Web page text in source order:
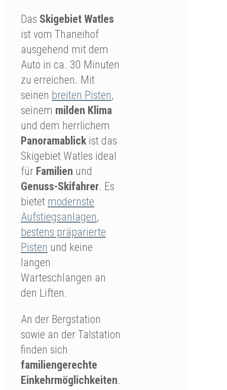
Das Skigebiet Watles
ist vom Thaneihof
ausgehend mit dem
Auto in ca. 30 Minuten
zu erreichen. Mit
seinen breiten Pisten,
seinem milden Klima
und dem herrlichem
Panoramablick ist das
Skigebiet Watles ideal
für Familien und
Genuss-Skifahrer. Es
bietet modernste
Aufstiegsanlagen,
bestens präparierte
Pisten und keine
langen
Warteschlangen an
den Liften.
An der Bergstation
sowie an der Talstation
finden sich
familiengerechte
Einkehrmöglichkeiten.